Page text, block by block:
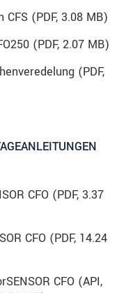
CFS (PDF, 3.08 MB)
(PDF, 2.07 MB)
(PDF,
CFO (PDF, 3.37
CFO (PDF, 14.24
CFO (API,